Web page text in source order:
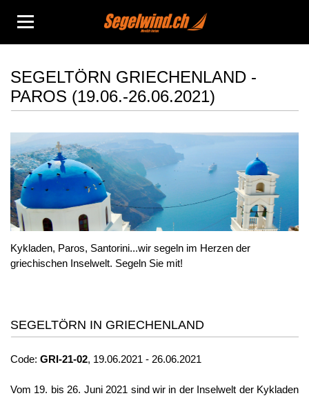
SEGELTÖRN GRIECHENLAND -
PAROS (19.06.-26.06.2021)
Kykladen, Paros, Santorini...wir segeln im Herzen der
griechischen Inselwelt. Segeln Sie mit!
SEGELTÖRN IN GRIECHENLAND
Code: GRI-21-02, 19.06.2021 - 26.06.2021
Vom 19. bis 26. Juni 2021 sind wir in der Inselwelt der Kykladen
Mitsegeln
Yachtcharter
Hausboot
Reiseberichte
Info
Kontakt